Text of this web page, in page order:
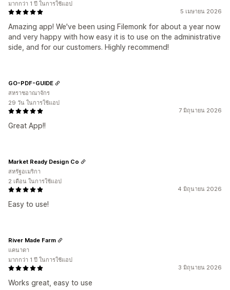
5 เมษายน 2026
Amazing app! We've been using Filemonk for about a year now
and very happy with how easy it is to use on the administrative
side, and for our customers. Highly recommend!
มากกว่า 1 ปี ในการใช้แอป
7 มิถุนายน 2026
Great App!!
GO-PDF-GUIDE
สหราชอาณาจักร
29 วัน ในการใช้แอป
4 มิถุนายน 2026
Easy to use!
Market Ready Design Co
สหรัฐอเมริกา
2 เดือน ในการใช้แอป
3 มิถุนายน 2026
Works great, easy to use
River Made Farm
แคนาดา
มากกว่า 1 ปี ในการใช้แอป